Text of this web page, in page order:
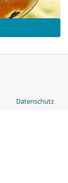
Datenschutz